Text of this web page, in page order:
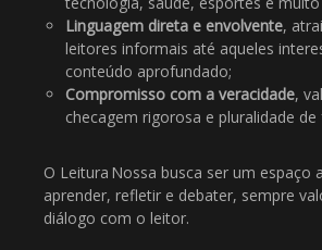
Linguagem direta e envolvente,
leitores informais até aqueles
conteúdo aprofundado;
Compromisso com a veracidade,
checagem rigorosa e pluralidade de
O Leitura Nossa busca ser um espaço
aprender, refletir e debater, sempre
diálogo com o leitor.